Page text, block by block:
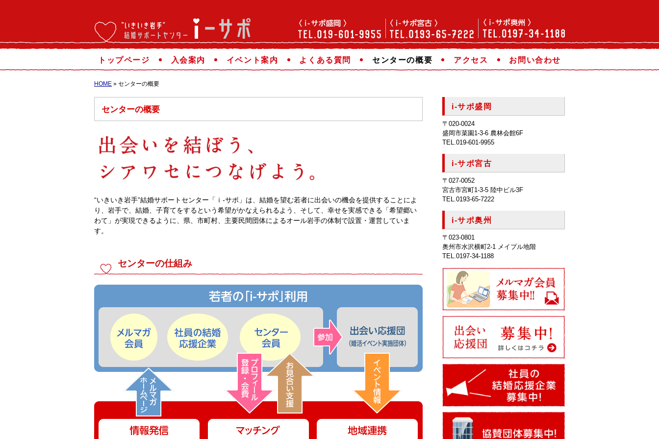
トップページ 入会案内 イベント案内 よくある質問 センターの概要 アクセス お問い合わせ
HOME » センターの概要
センターの概要
“いきいき岩手”結婚サポートセンター「ｉ‐サポ」は、結婚を望む若者に出会いの機会を提供することによ
り、岩手で、結婚、子育てをするという希望がかなえられるよう、そして、幸せを実感できる「希望郷い
わて」が実現できるように、県、市町村、主要民間団体によるオール岩手の体制で設置・運営していま
す。
センターの仕組み
i-サポ盛岡
〒020-0024
盛岡市菜園1-3-6 農林会館6F
TEL.019-601-9955
i-サポ宮古
〒027-0052
宮古市宮町1-3-5 陸中ビル3F
TEL.0193-65-7222
i-サポ奥州
〒023-0801
奥州市水沢横町2-1 メイプル地階
TEL.0197-34-1188